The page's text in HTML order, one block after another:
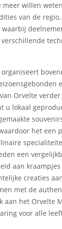
meer willen
van de
waarbij
Orvelte
u lokaal
het een
een
aan
creaties
met de
aan het Orvelte
voor alle